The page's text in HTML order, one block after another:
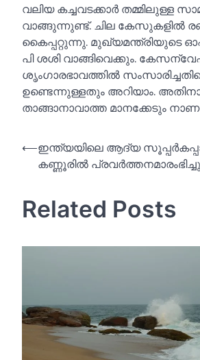
വലിയ കച്ചവടക്കാര്‍ തമ്മിലുള്ള
വാങ്ങുന്നുണ്ട്. ചില കേസുകളില്‍ രണ്ടു
കൈപ്പറ്റുന്നു. മുഖ്യമന്ത്രിയുടെ
പി ശശി വാങ്ങിവെക്കും.
ശൃംഗാരഭാവത്തില്‍
ഉണ്ടെന്നുള്ളതും അറിയാം.
താങ്ങാനാവാത്ത മാനക്കേടും
Post
navigation
⟵ഇന്ത്യയിലെ ആദ്യ
കണ്ണൂരില്‍ പ്രവര്‍ത്തനമാരംഭിച്ചു
Related Posts